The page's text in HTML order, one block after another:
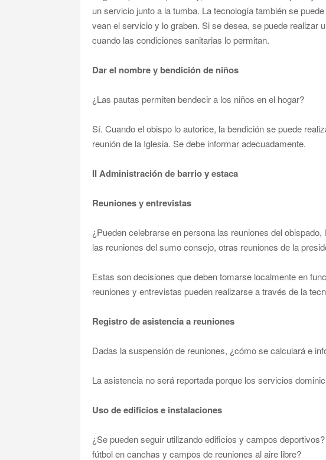
un servicio junto a la tumba. La tecnología también se
vean el servicio y lo graben. Si se desea, se puede realizar
cuando las condiciones sanitarias lo permitan.
Dar el nombre y bendición de niños
¿Las pautas permiten bendecir a los niños en el hogar?
Sí. Cuando el obispo lo autorice, la bendición se puede
reunión de la Iglesia. Se debe informar adecuadamente.
II Administración de barrio y estaca
Reuniones y entrevistas
¿Pueden celebrarse en persona las reuniones del
las reuniones del sumo consejo, otras reuniones de la
Estas son decisiones que deben tomarse localmente en
reuniones y entrevistas pueden realizarse a través de la
Registro de asistencia a reuniones
Dadas la suspensión de reuniones, ¿cómo se calculará e
La asistencia no será reportada porque los servicios
Uso de edificios e instalaciones
¿Se pueden seguir utilizando edificios y campos
fútbol en canchas y campos de reuniones al aire libre?